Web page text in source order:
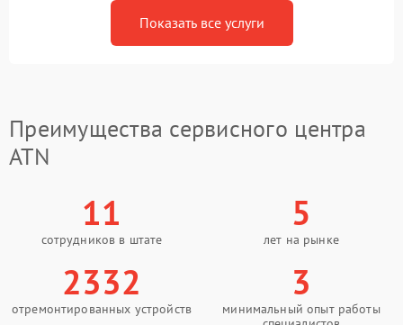
Показать все услуги
Преимущества сервисного центра
ATN
11
сотрудников в штате
5
лет на рынке
2332
отремонтированных устройств
3
минимальный опыт работы